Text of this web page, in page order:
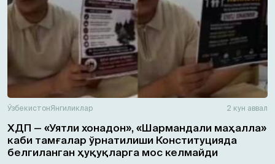
ЎзбекистонЯнгиликлар 2 кун аввал
ХДП — «Уятли хонадон», «Шармандали маҳалла»
каби тамғалар ўрнатилиши Конституцияда
белгиланган ҳуқуқларга мос келмайди